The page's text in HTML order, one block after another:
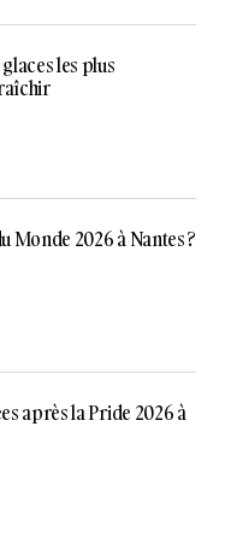
les plus
Monde 2026 à Nantes ?
après la Pride 2026 à